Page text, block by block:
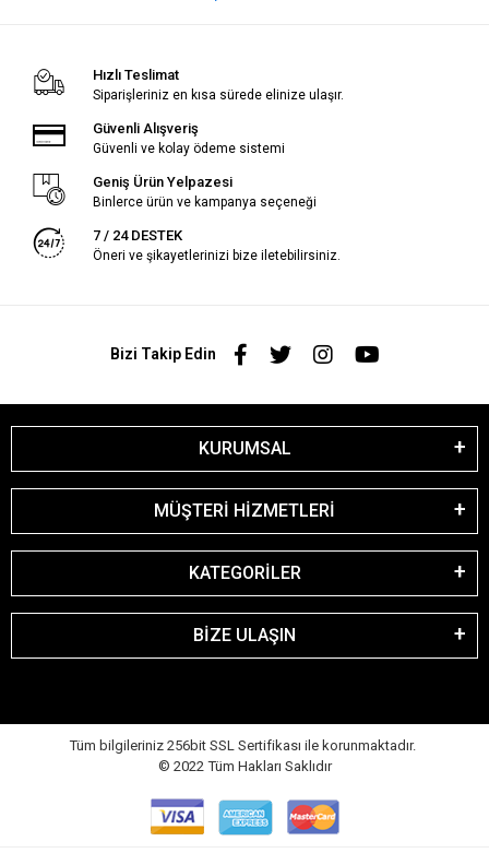
Hızlı Teslimat
Siparişleriniz en kısa sürede elinize ulaşır.
Güvenli Alışveriş
Güvenli ve kolay ödeme sistemi
Geniş Ürün Yelpazesi
Binlerce ürün ve kampanya seçeneği
7 / 24 DESTEK
Öneri ve şikayetlerinizi bize iletebilirsiniz.
Bizi Takip Edin
KURUMSAL
MÜŞTERİ HİZMETLERİ
KATEGORİLER
BİZE ULAŞIN
Tüm bilgileriniz 256bit SSL Sertifikası ile korunmaktadır.
© 2022 Tüm Hakları Saklıdır